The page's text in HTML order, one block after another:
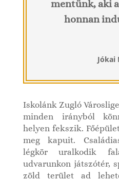
mentünk, aki
honnan
Jókai
Iskolánk Zugló
minden irányból
helyen fekszik.
meg kapuit.
légkör uralkodik
udvarunkon játszótér,
zöld terület ad